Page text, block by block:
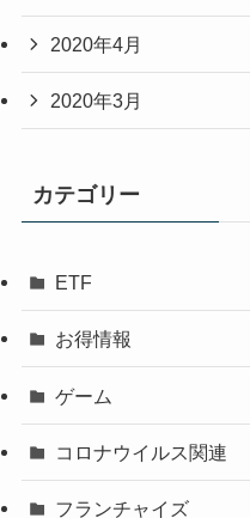
2020年4月
2020年3月
カテゴリー
ETF
お得情報
ゲーム
コロナウイルス関連
フランチャイズ